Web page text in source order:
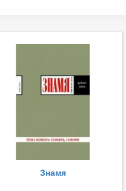
Знамя